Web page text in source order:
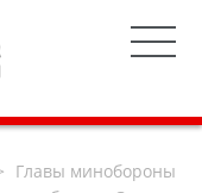
Главы минобороны